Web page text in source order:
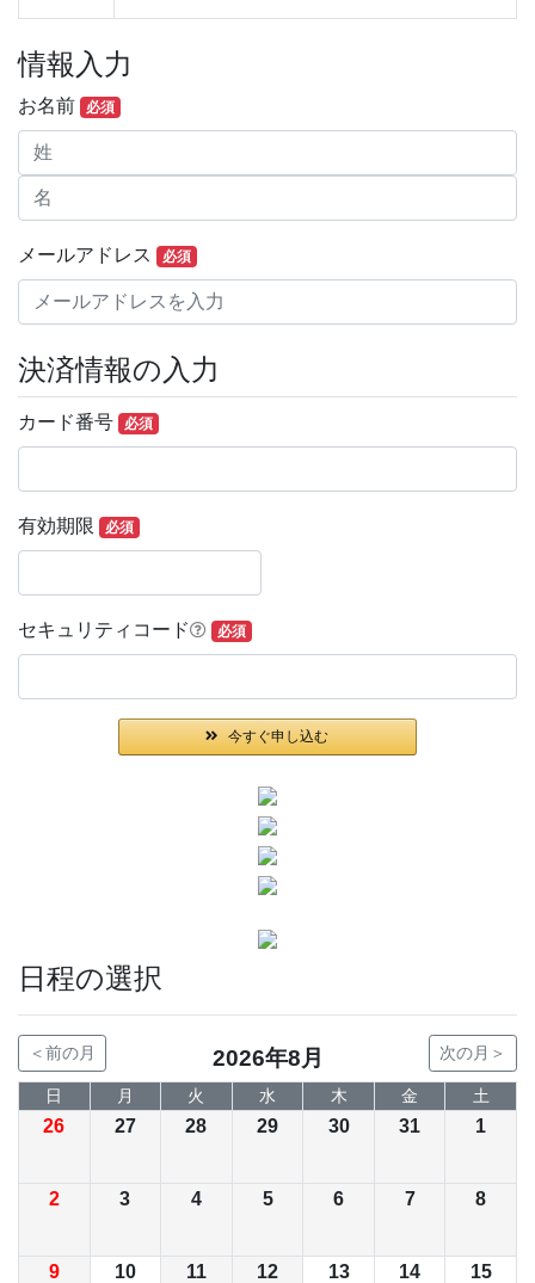
情報入力
お名前 必須
メールアドレス 必須
決済情報の入力
カード番号 必須
有効期限 必須
セキュリティコード 必須
今すぐ申し込む
日程の選択
＜前の月 2026年8月 次の月＞
日 月 火 水 木 金 土
26 27 28 29 30 31 1
2 3 4 5 6 7 8
9
10
11 12
13
14
15